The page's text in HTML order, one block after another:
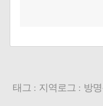
태그 : 지역로그 : 방